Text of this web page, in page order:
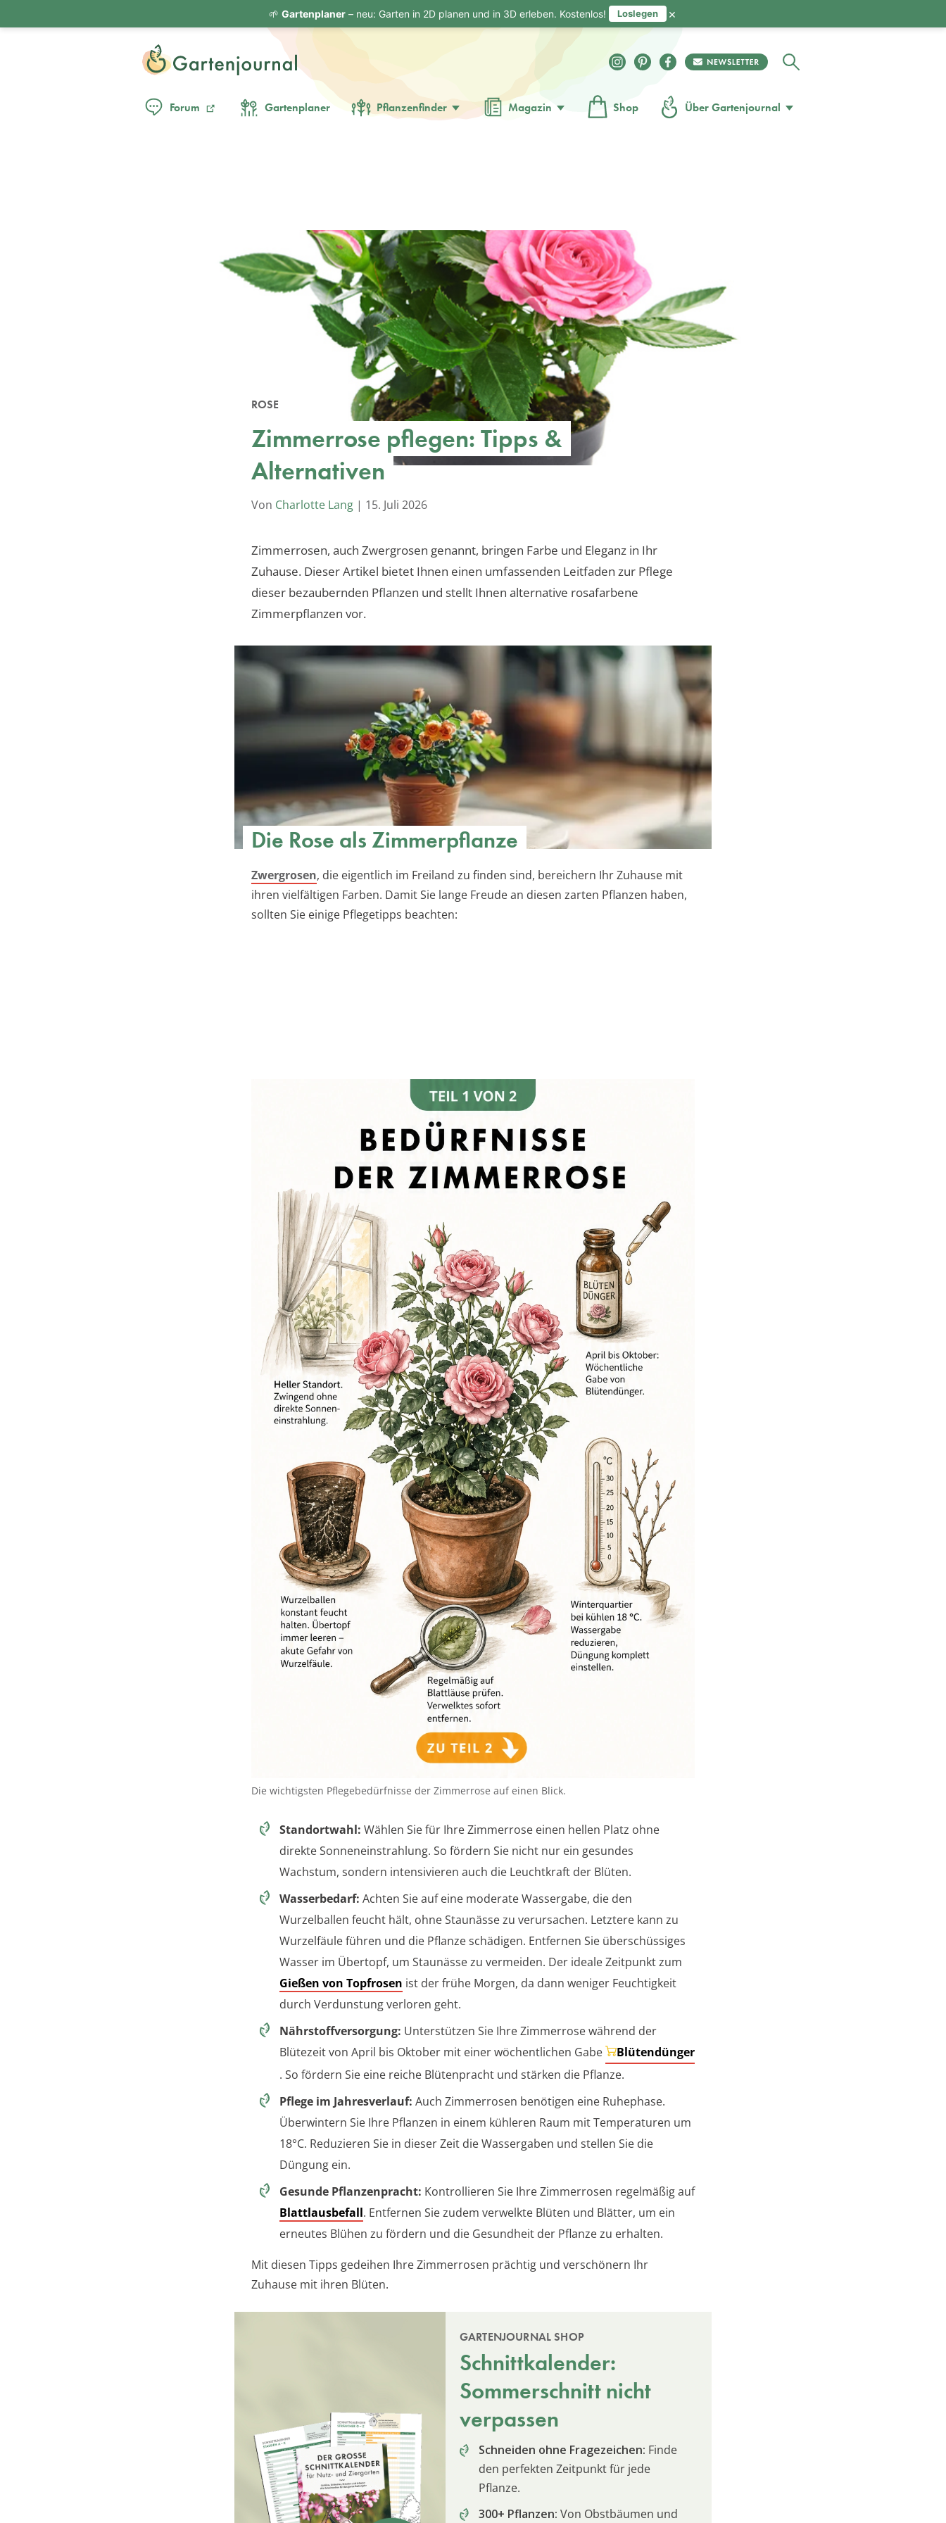
Forum Gartenplaner Pflanzenfinder Magazin Shop Über Gartenjournal
ROSE
Zimmerrose pflegen: Tipps &
Alternativen
Von Charlotte Lang | 15. Juli 2026
Zimmerrosen, auch Zwergrosen genannt, bringen Farbe und Eleganz in Ihr
Zuhause. Dieser Artikel bietet Ihnen einen umfassenden Leitfaden zur Pflege
dieser bezaubernden Pflanzen und stellt Ihnen alternative rosafarbene
Zimmerpflanzen vor.
Die Rose als Zimmerpflanze
Zwergrosen, die eigentlich im Freiland zu finden sind, bereichern Ihr Zuhause mit
ihren vielfältigen Farben. Damit Sie lange Freude an diesen zarten Pflanzen haben,
sollten Sie einige Pflegetipps beachten:
Die wichtigsten Pflegebedürfnisse der Zimmerrose auf einen Blick.
Standortwahl: Wählen Sie für Ihre Zimmerrose einen hellen Platz ohne
direkte Sonneneinstrahlung. So fördern Sie nicht nur ein gesundes
Wachstum, sondern intensivieren auch die Leuchtkraft der Blüten.
Wasserbedarf: Achten Sie auf eine moderate Wassergabe, die den
Wurzelballen feucht hält, ohne Staunässe zu verursachen. Letztere kann zu
Wurzelfäule führen und die Pflanze schädigen. Entfernen Sie überschüssiges
Wasser im Übertopf, um Staunässe zu vermeiden. Der ideale Zeitpunkt zum
Gießen von Topfrosen ist der frühe Morgen, da dann weniger Feuchtigkeit
durch Verdunstung verloren geht.
Nährstoffversorgung: Unterstützen Sie Ihre Zimmerrose während der
Blütezeit von April bis Oktober mit einer wöchentlichen Gabe
Blütendünger
. So fördern Sie eine reiche Blütenpracht und stärken die Pflanze.
Pflege im Jahresverlauf: Auch Zimmerrosen benötigen eine Ruhephase.
Überwintern Sie Ihre Pflanzen in einem kühleren Raum mit Temperaturen um
18°C. Reduzieren Sie in dieser Zeit die Wassergaben und stellen Sie die
Düngung ein.
Gesunde Pflanzenpracht: Kontrollieren Sie Ihre Zimmerrosen regelmäßig auf
Blattlausbefall. Entfernen Sie zudem verwelkte Blüten und Blätter, um ein
erneutes Blühen zu fördern und die Gesundheit der Pflanze zu erhalten.
Mit diesen Tipps gedeihen Ihre Zimmerrosen prächtig und verschönern Ihr
Zuhause mit ihren Blüten.
GARTENJOURNAL SHOP
Schnittkalender:
Sommerschnitt nicht
verpassen
Schneiden ohne Fragezeichen: Finde
den perfekten Zeitpunkt für jede
Pflanze.
300+ Pflanzen: Von Obstbäumen und
🌱 Gartenplaner– neu: Garten in 2D planen und in 3D erleben. Kostenlos! Loslegen ×